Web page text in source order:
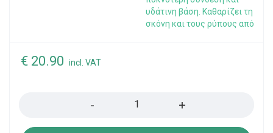
υδάτινη βάση. Καθαρίζει τη
σκόνη και τους ρύπους από
€ 20.90 incl. VAT